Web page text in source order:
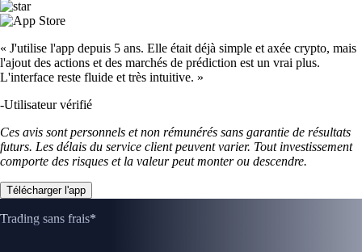
« J'utilise l'app depuis 5 ans. Elle était déjà simple et axée crypto, mais
l'ajout des actions et des marchés de prédiction est un vrai plus.
L'interface reste fluide et très intuitive. »
-Utilisateur vérifié
Ces avis sont personnels et non rémunérés sans garantie de résultats
futurs. Les délais du service client peuvent varier. Tout investissement
comporte des risques et la valeur peut monter ou descendre.
Télécharger l'app
Trading sans frais*